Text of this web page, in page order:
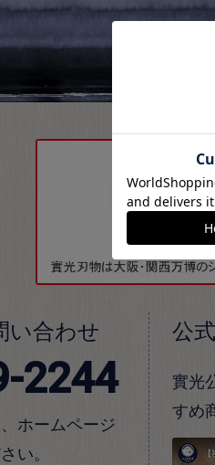
い合わせ
2244
ホームページ
い。
公
實光
すめ